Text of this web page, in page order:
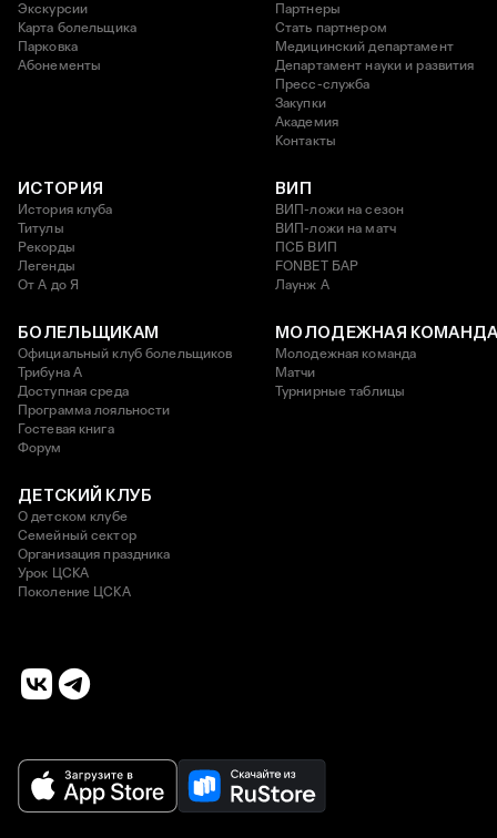
Экскурсии
Карта болельщика
Парковка
Абонементы
Партнеры
Стать партнером
Медицинский департамент
Департамент науки и развития
Пресс-служба
Закупки
Академия
Контакты
ИСТОРИЯ
История клуба
Титулы
Рекорды
Легенды
От А до Я
ВИП
ВИП-ложи на сезон
ВИП-ложи на матч
ПСБ ВИП
FONBET БАР
Лаунж A
БОЛЕЛЬЩИКАМ
Официальный клуб болельщиков
Трибуна А
Доступная среда
Программа лояльности
Гостевая книга
Форум
МОЛОДЕЖНАЯ
Молодежная команда
Матчи
Турнирные таблицы
ДЕТСКИЙ КЛУБ
О детском клубе
Семейный сектор
Организация праздника
Урок ЦСКА
Поколение ЦСКА